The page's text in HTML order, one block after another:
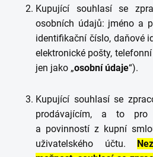
Kupující souhlasí se
osobních údajů: jméno a
identifikační číslo, daňové
elektronické pošty,
jen jako „osobní údaje“).
Kupující souhlasí se
prodávajícím, a to pro
a povinností z kupní
uživatelského účtu.